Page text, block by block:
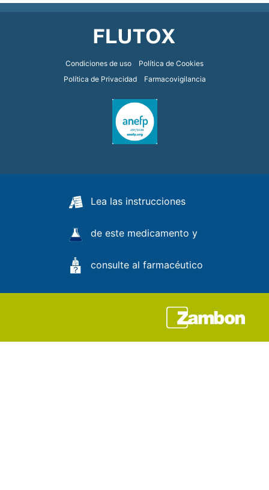
FooterCondiciones de uso
Política de Cookies
Política de Privacidad
Farmacovigilancia
Lea las instrucciones
de este medicamento y
consulte al farmacéutico